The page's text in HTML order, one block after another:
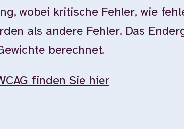
wobei kritische Fehler, wie
als andere Fehler. Das
berechnet.
finden Sie hier